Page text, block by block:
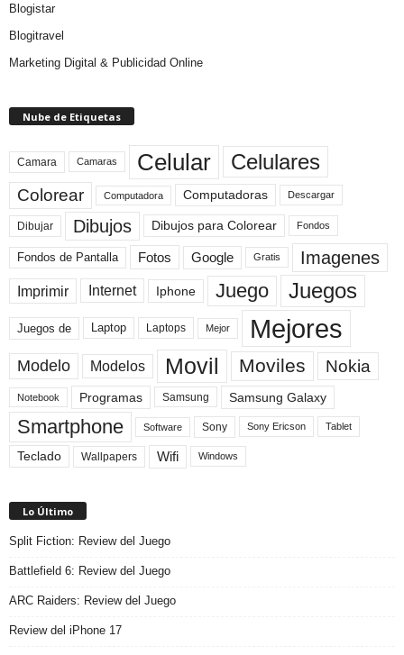
Blogistar
Blogitravel
Marketing Digital & Publicidad Online
Nube de Etiquetas
Camara Camaras Celular Celulares
Colorear Computadora Computadoras Descargar
Dibujar Dibujos Dibujos para Colorear Fondos
Fondos de Pantalla Fotos Google Gratis Imagenes
Imprimir Internet Iphone Juego Juegos
Juegos de Laptop Laptops Mejor Mejores
Modelo Modelos Movil Moviles Nokia
Notebook Programas Samsung Samsung Galaxy
Smartphone Software Sony Sony Ericson Tablet
Teclado Wallpapers Wifi Windows
Lo Último
Split Fiction: Review del Juego
Battlefield 6: Review del Juego
ARC Raiders: Review del Juego
Review del iPhone 17